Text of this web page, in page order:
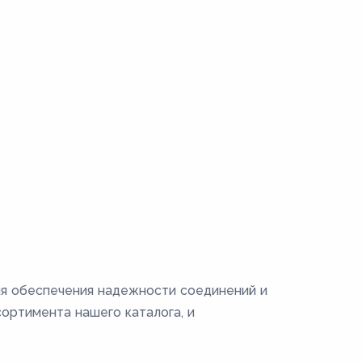
надежности соединений и
нашего каталога, и